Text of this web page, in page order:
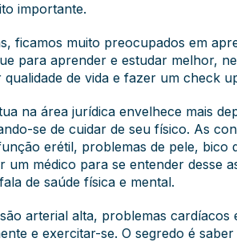
importante.
ficamos muito preocupados em
para aprender e estudar melhor,
de vida e fazer um check
na área jurídica envelhece mais
se de cuidar de seu físico. As
erétil, problemas de pele,
médico para se entender desse
de saúde física e mental.
arterial alta, problemas
e exercitar-se. O segredo é